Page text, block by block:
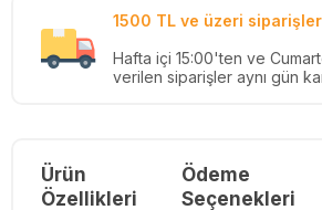
1500 TL ve üzeri
Hafta içi 15:00'ten ve
verilen siparişler aynı gün
Ürün
Özellikleri
Ödeme
Seçenekleri